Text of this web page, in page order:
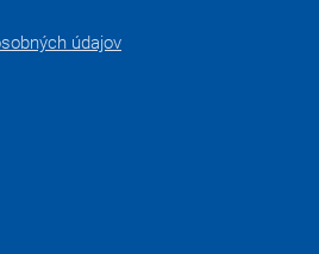
údajov